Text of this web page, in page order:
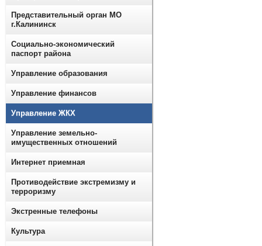
Представительный орган МО
г.Калининск
Социально-экономический
паспорт района
Управление образования
Управление финансов
Управление ЖКХ
Управление земельно-
имущественных отношений
Интернет приемная
Противодействие экстремизму и
терроризму
Экстренные телефоны
Культура